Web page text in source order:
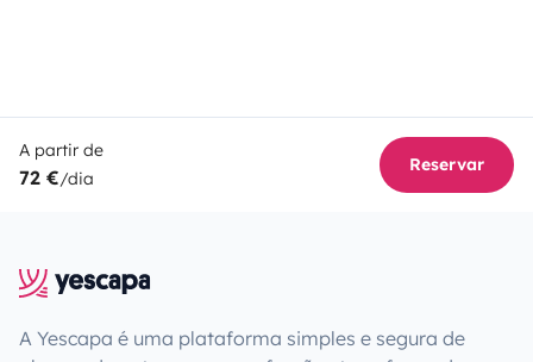
A partir de
72 €/dia
Reservar
A Yescapa é uma plataforma simples e segura de